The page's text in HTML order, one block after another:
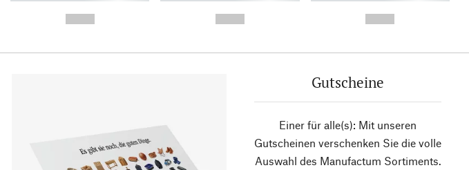
Gutscheine
Einer für alle(s): Mit unseren
Gutscheinen verschenken Sie die volle
Auswahl des Manufactum Sortiments.